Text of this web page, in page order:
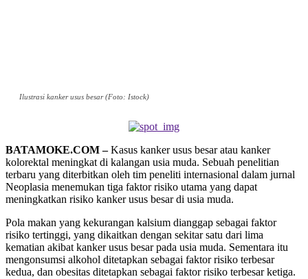
Ilustrasi kanker usus besar (Foto: Istock)
BATAMOKE.COM –Kasus kanker usus besar atau kanker
kolorektal meningkat di kalangan usia muda. Sebuah penelitian
terbaru yang diterbitkan oleh tim peneliti internasional dalam jurnal
Neoplasia menemukan tiga faktor risiko utama yang dapat
meningkatkan risiko kanker usus besar di usia muda.
Pola makan yang kekurangan kalsium dianggap sebagai faktor
risiko tertinggi, yang dikaitkan dengan sekitar satu dari lima
kematian akibat kanker usus besar pada usia muda. Sementara itu
mengonsumsi alkohol ditetapkan sebagai faktor risiko terbesar
kedua, dan obesitas ditetapkan sebagai faktor risiko terbesar ketiga.